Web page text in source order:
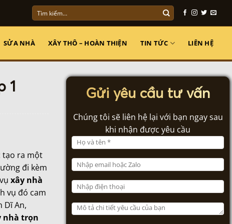
Tìm
kiếm:
SỬA NHÀ XÂY THÔ – HOÀN THIỆN TIN TỨC LIÊN HỆ
1
tạo ra một
đi kèm
xây nhà
vụ đó cam
Dĩ An,
nhà trọn
Gửi yêu cầu tư vấn
Chúng tôi sẽ liên hệ lại với bạn ngay sau
khi nhận được yêu cầu